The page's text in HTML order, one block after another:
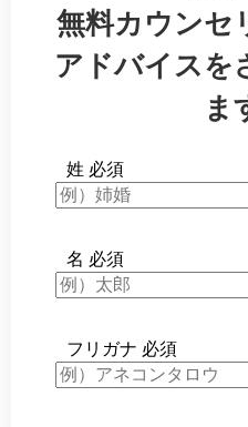
無料カウンセ
アドバイスを
ま
姓 必須
名 必須
フリガナ 必須